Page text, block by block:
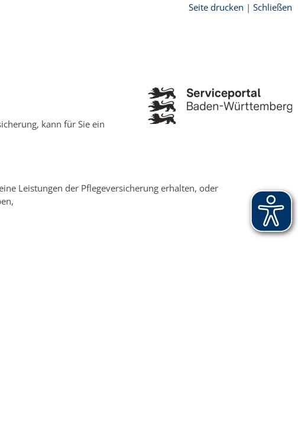
Seite drucken | Schließen
kann für Sie ein
Leistungen der Pflegeversicherung erhalten, oder